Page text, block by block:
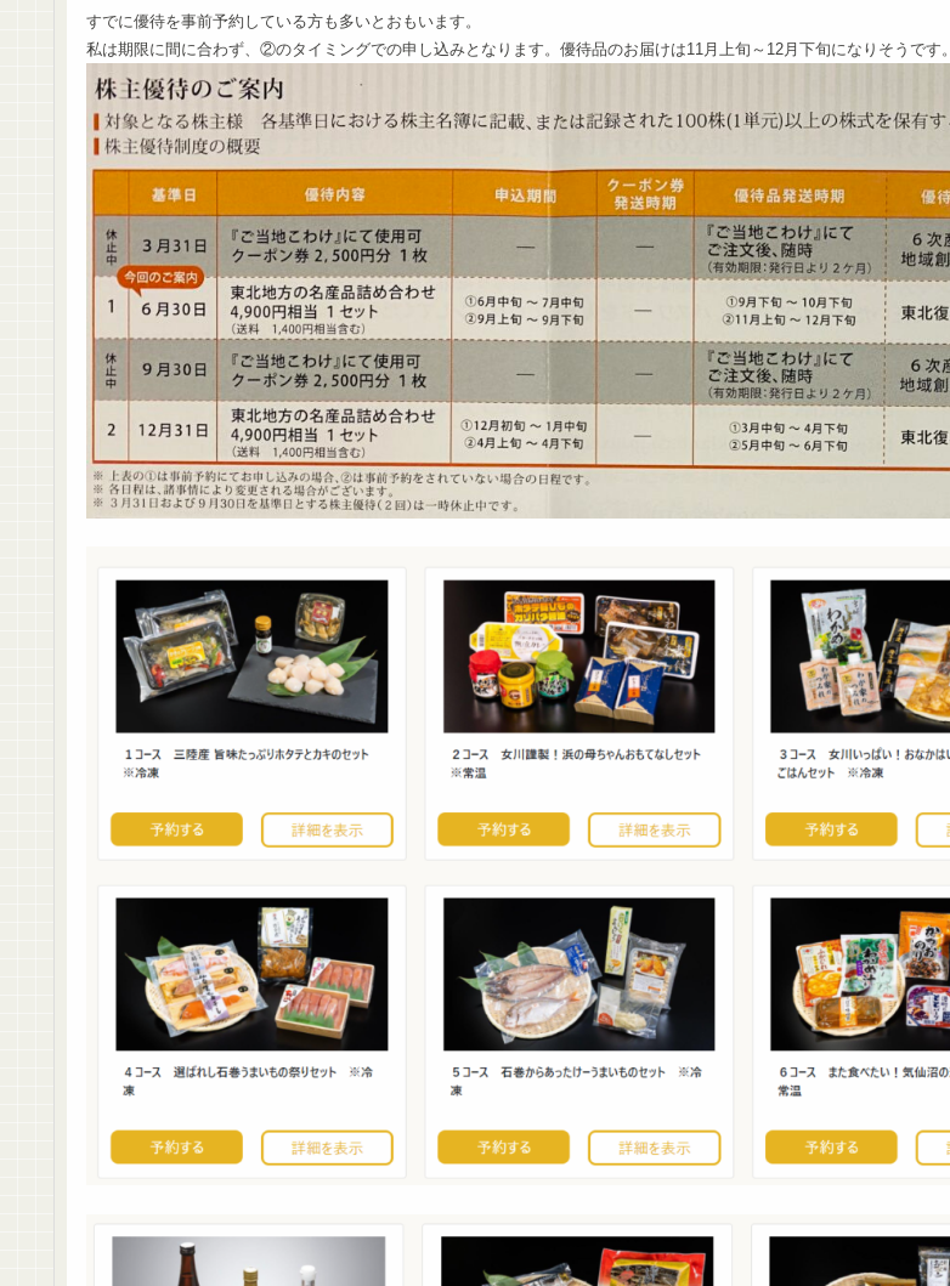
すでに優待を事前予約している方も多いとおもいます。
私は期限に間に合わず、②のタイミングでの申し込みとなります。優待品のお届けは11月上旬～12月下旬になりそうです。